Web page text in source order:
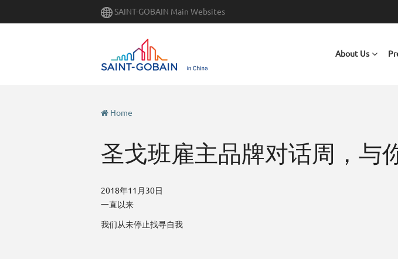
SAINT-GOBAIN Main Websites
About Us
Home
圣戈班雇主品牌对话周，与
2018年11月30日
一直以来
我们从未停止找寻自我